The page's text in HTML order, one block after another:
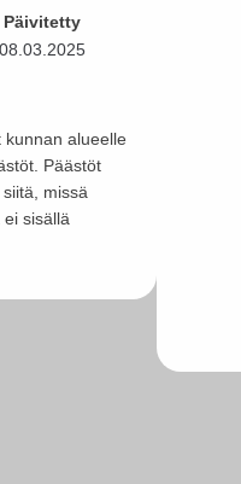
Päivitetty
08.03.2025
kunnan alueelle
Päästöt
missä
sisällä